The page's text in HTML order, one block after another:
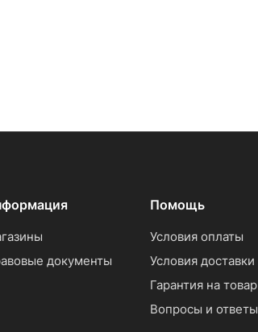
документы
Помощь
Условия оплаты
Условия доставки
Гарантия на товар
Вопросы и ответы